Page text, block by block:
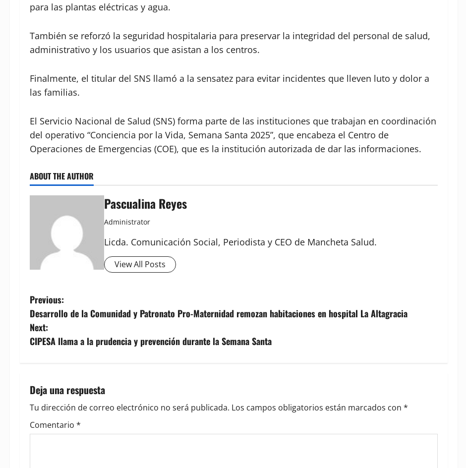
para las plantas eléctricas y agua.
También se reforzó la seguridad hospitalaria para preservar la integridad del personal de salud,
administrativo y los usuarios que asistan a los centros.
Finalmente, el titular del SNS llamó a la sensatez para evitar incidentes que lleven luto y dolor a
las familias.
El Servicio Nacional de Salud (SNS) forma parte de las instituciones que trabajan en coordinación
del operativo “Conciencia por la Vida, Semana Santa 2025”, que encabeza el Centro de
Operaciones de Emergencias (COE), que es la institución autorizada de dar las informaciones.
ABOUT THE AUTHOR
Pascualina Reyes
Administrator
Licda. Comunicación Social, Periodista y CEO de Mancheta Salud.
View All Posts
P
o
s
n
a
v
Previous:
Desarrollo de la Comunidad y Patronato Pro-Maternidad remozan habitaciones en hospital La Altagracia
Next:
CIPESA llama a la prudencia y prevención durante la Semana Santa
Deja una respuesta
Tu dirección de correo electrónico no será publicada. Los campos obligatorios están marcados con *
Comentario *